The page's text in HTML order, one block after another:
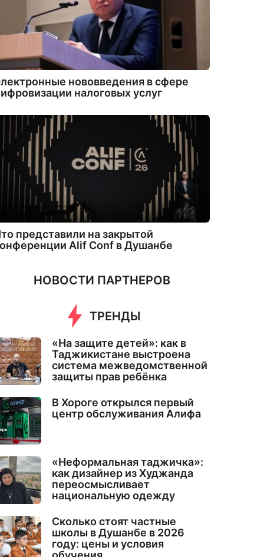
нововведения в сфере
налоговых услуг
представили на закрытой
Alif Conf в Душанбе
НОВОСТИ ПАРТНЕРОВ
ТРЕНДЫ
«На защите детей»: как в
Таджикистане выстроена
система межведомственной
защиты прав ребёнка
В Хороге открылся первый
центр обслуживания Алифа
«Неформальная таджичка»:
как дизайнер из Худжанда
переосмысливает
национальную одежду
Сколько стоят частные
школы в Душанбе в 2026
году: цены и условия